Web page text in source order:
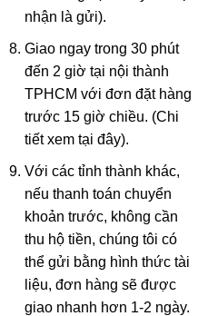
nhận là gửi).
Giao ngay trong 30 phút
đến 2 giờ tại nội thành
TPHCM với đơn đặt hàng
trước 15 giờ chiều. (Chi
tiết xem tại đây).
Với các tỉnh thành khác,
nếu thanh toán chuyển
khoản trước, không cần
thu hộ tiền, chúng tôi có
thể gửi bằng hình thức tài
liệu, đơn hàng sẽ được
giao nhanh hơn 1-2 ngày.